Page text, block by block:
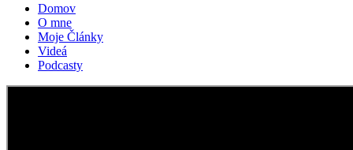
Domov
O mne
Moje Články
Videá
Podcasty